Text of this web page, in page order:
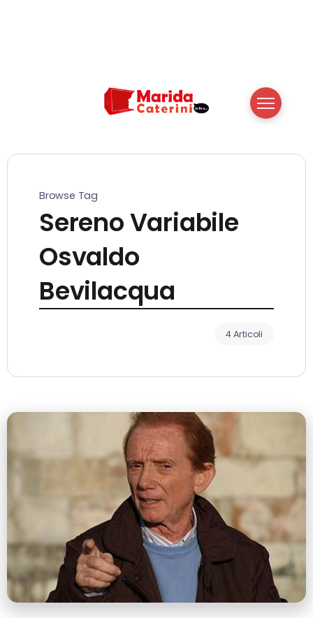
Browse Tag
Sereno Variabile
Osvaldo
Bevilacqua
4 Articoli